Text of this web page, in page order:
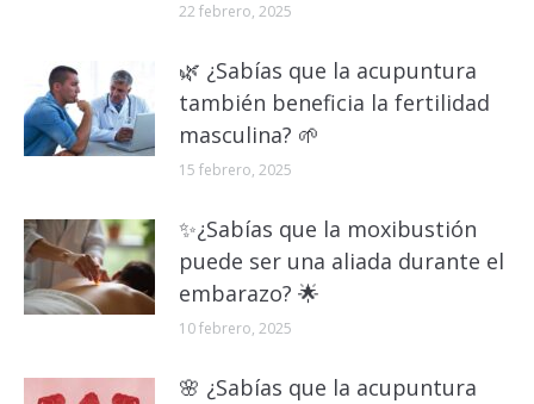
22 febrero, 2025
🌿 ¿Sabías que la acupuntura
también beneficia la fertilidad
masculina? 🌱
15 febrero, 2025
✨¿Sabías que la moxibustión
puede ser una aliada durante el
embarazo? 🌟
10 febrero, 2025
🌸 ¿Sabías que la acupuntura